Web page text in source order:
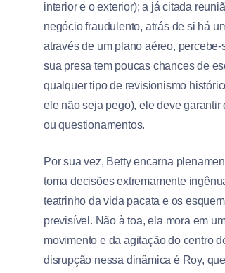
interior e o exterior); a já citada
negócio fraudulento, atrás de si há
através de um plano aéreo,
sua presa tem poucas chances de
qualquer tipo de revisionismo
ele não seja pego), ele deve
ou questionamentos.
Por sua vez, Betty encarna
toma decisões extremamente
teatrinho da vida pacata e os
previsível. Não à toa, ela mora em
movimento e da agitação do centro
disrupção nessa dinâmica é Roy,